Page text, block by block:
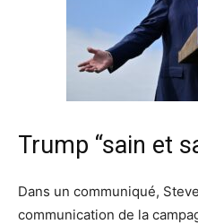
Trump “sain et
Dans un communiqué,
communication de la